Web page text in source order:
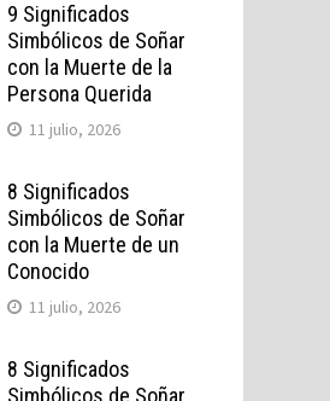
9 Significados
Simbólicos de Soñar
con la Muerte de la
Persona Querida
11 julio, 2026
8 Significados
Simbólicos de Soñar
con la Muerte de un
Conocido
11 julio, 2026
8 Significados
Simbólicos de Soñar